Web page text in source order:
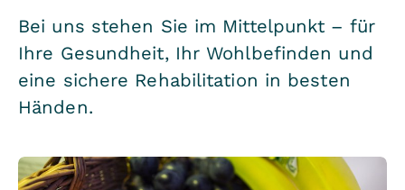
Bei uns stehen Sie im Mittelpunkt – für
Ihre Gesundheit, Ihr Wohlbefinden und
eine sichere Rehabilitation in besten
Händen.